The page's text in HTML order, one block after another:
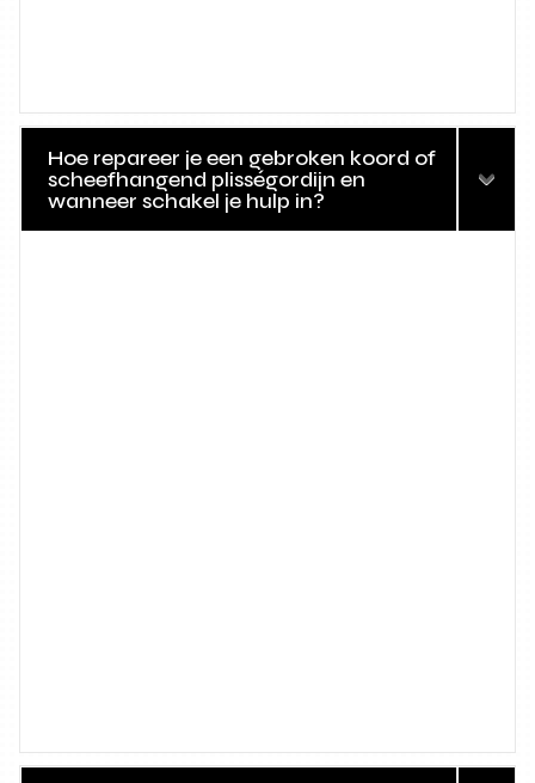
Hoe repareer je een gebroken koord of
scheefhangend plisségordijn en
wanneer schakel je hulp in?